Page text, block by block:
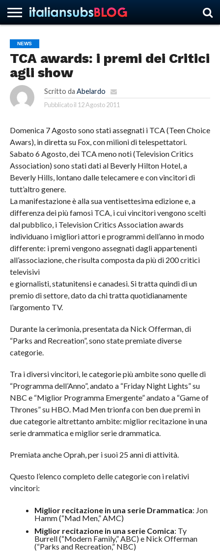
HOME
NEWS
ASCOLTI
RECENSIONI
INTERVISTE
CURIOSITÀ
CHI
SIAMO
CONTATTACI
FORUM
ITALIANSUBS
NEWS
TCA awards: i premi dei Critici
agli show
Scritto da Abelardo
Pubblicato il 12 Agosto 2011
Domenica 7 Agosto sono stati assegnati i TCA (Teen Choice
Awars), in diretta su Fox, con milioni di telespettatori.
Sabato 6 Agosto, dei TCA meno noti (Television Critics
Association) sono stati dati al Beverly Hilton Hotel, a
Beverly Hills, lontano dalle telecamere e con vincitori di
tutt’altro genere.
La manifestazione è alla sua ventisettesima edizione e, a
differenza dei più famosi TCA, i cui vincitori vengono scelti
dal pubblico, i Television Critics Association awards
individuano i migliori attori e programmi dell’anno in modo
differente: i premi vengono assegnati dagli appartenenti
all’associazione, che risulta composta da più di 200 critici
televisivi
e giornalisti, statunitensi e canadesi. Si tratta quindi di un
premio di settore, dato da chi tratta quotidianamente
l’argomento TV.
Durante la cerimonia, presentata da Nick Offerman, di
“Parks and Recreation”, sono state premiate diverse
categorie.
Tra i diversi vincitori, le categorie più ambite sono quelle di
“Programma dell’Anno”, andato a “Friday Night Lights” su
NBC e “Miglior Programma Emergente” andato a “Game of
Thrones” su HBO. Mad Men trionfa con ben due premi in
due categorie altrettanto ambite: miglior recitazione in una
serie drammatica e miglior serie drammatica.
Premiata anche Oprah, per i suoi 25 anni di attività.
Questo l’elenco completo delle categorie con i relativi
vincitori:
Miglior recitazione in una serie Drammatica: Jon
Hamm (“Mad Men,” AMC)
Miglior recitazione in una serie Comica: Ty
Burrell (“Modern Family,” ABC) e Nick Offerman
(“Parks and Recreation,” NBC)